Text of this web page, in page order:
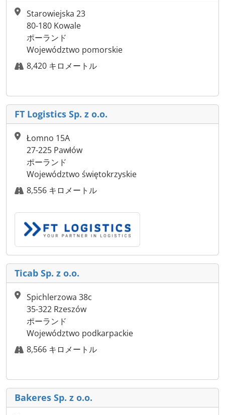
Starowiejska 23
80-180 Kowale
ポーランド
Województwo pomorskie
8,420 キロメートル
FT Logistics Sp. z o.o.
Łomno 15A
27-225 Pawłów
ポーランド
Województwo świętokrzyskie
8,556 キロメートル
Ticab Sp. z o.o.
Spichlerzowa 38c
35-322 Rzeszów
ポーランド
Województwo podkarpackie
8,566 キロメートル
Bakeres Sp. z o.o.